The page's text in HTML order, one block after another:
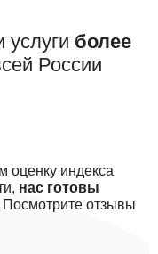
более
России
оценку индекса
нас готовы
Посмотрите отзывы